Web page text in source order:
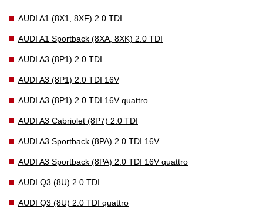
AUDI A1 (8X1, 8XF) 2.0 TDI
AUDI A1 Sportback (8XA, 8XK) 2.0 TDI
AUDI A3 (8P1) 2.0 TDI
AUDI A3 (8P1) 2.0 TDI 16V
AUDI A3 (8P1) 2.0 TDI 16V quattro
AUDI A3 Cabriolet (8P7) 2.0 TDI
AUDI A3 Sportback (8PA) 2.0 TDI 16V
AUDI A3 Sportback (8PA) 2.0 TDI 16V quattro
AUDI Q3 (8U) 2.0 TDI
AUDI Q3 (8U) 2.0 TDI quattro